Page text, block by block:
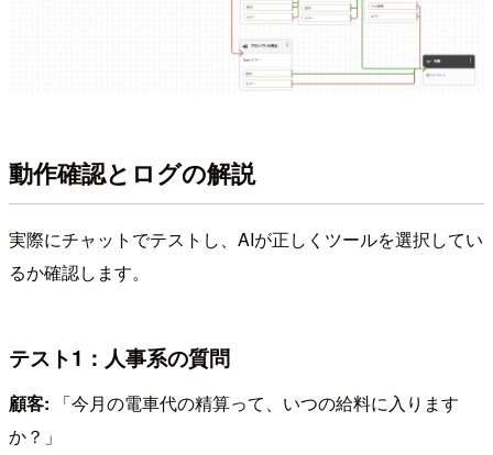
動作確認とログの解説
実際にチャットでテストし、AIが正しくツールを選択してい
るか確認します。
テスト1：人事系の質問
顧客: 「今月の電車代の精算って、いつの給料に入ります
か？」